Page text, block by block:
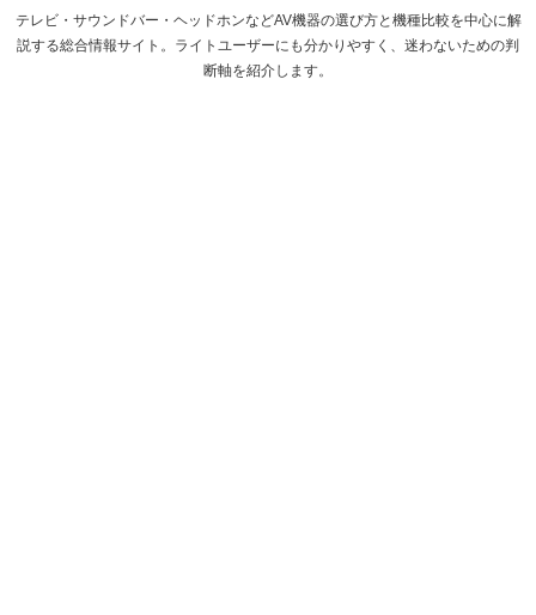
テレビ・サウンドバー・ヘッドホンなどAV機器の選び方と機種比較を中心に解
説する総合情報サイト。ライトユーザーにも分かりやすく、迷わないための判
断軸を紹介します。